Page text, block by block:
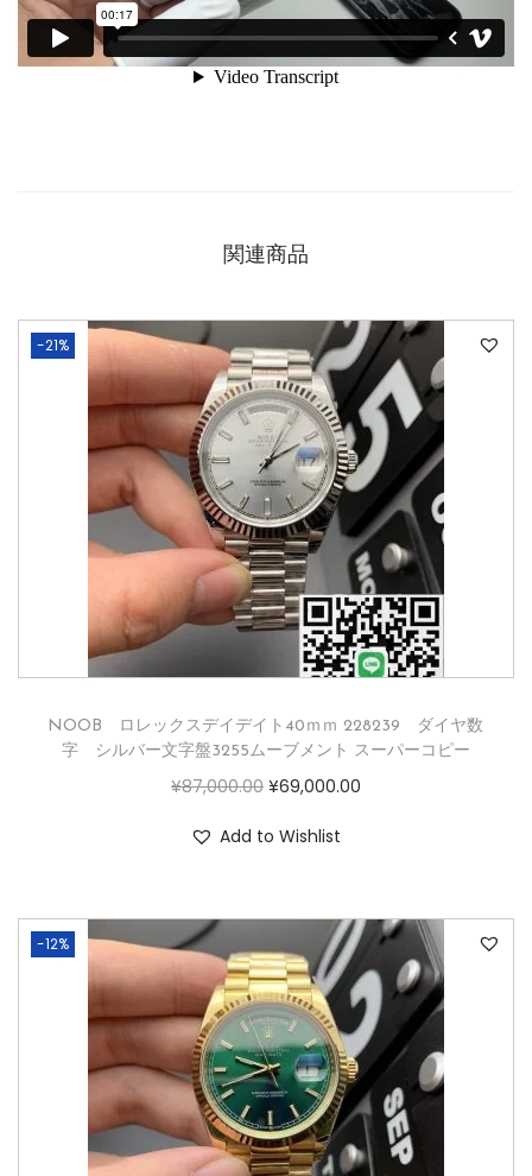
関連商品
-21%
NOOB ロレックスデイデイト40ｍｍ 228239 ダイヤ数
字 シルバー文字盤3255ムーブメント スーパーコピー
¥87,000.00 ¥69,000.00
Add to Wishlist
-12%